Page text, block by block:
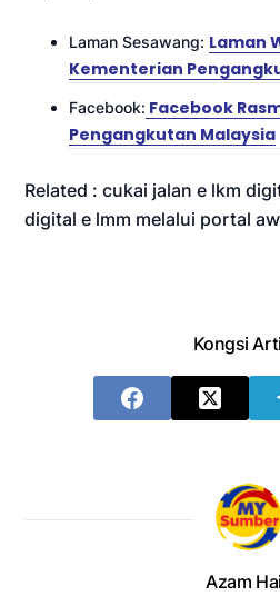
Laman Sesawang: Laman
Kementerian
Facebook: Facebook
Pengangkutan Malaysia
Related : cukai jalan e lkm
digital e lmm melalui portal
Kongsi
Azam